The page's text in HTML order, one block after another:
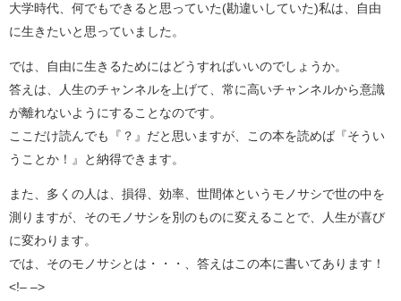
大学時代、何でもできると思っていた(勘違いしていた)私は、自由
に生きたいと思っていました。
では、自由に生きるためにはどうすればいいのでしょうか。
答えは、人生のチャンネルを上げて、常に高いチャンネルから意識
が離れないようにすることなのです。
ここだけ読んでも『？』だと思いますが、この本を読めば『そうい
うことか！』と納得できます。
また、多くの人は、損得、効率、世間体というモノサシで世の中を
測りますが、そのモノサシを別のものに変えることで、人生が喜び
に変わります。
では、そのモノサシとは・・・、答えはこの本に書いてあります！
<!– –>